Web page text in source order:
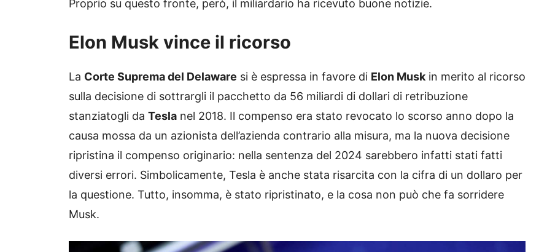
Proprio su questo fronte, però, il miliardario ha ricevuto buone notizie.
Elon Musk vince il ricorso
La Corte Suprema del Delaware si è espressa in favore di Elon Musk in merito al ricorso
sulla decisione di sottrargli il pacchetto da 56 miliardi di dollari di retribuzione
stanziatogli da Tesla nel 2018. Il compenso era stato revocato lo scorso anno dopo la
causa mossa da un azionista dell’azienda contrario alla misura, ma la nuova decisione
ripristina il compenso originario: nella sentenza del 2024 sarebbero infatti stati fatti
diversi errori. Simbolicamente, Tesla è anche stata risarcita con la cifra di un dollaro per
la questione. Tutto, insomma, è stato ripristinato, e la cosa non può che fa sorridere
Musk.